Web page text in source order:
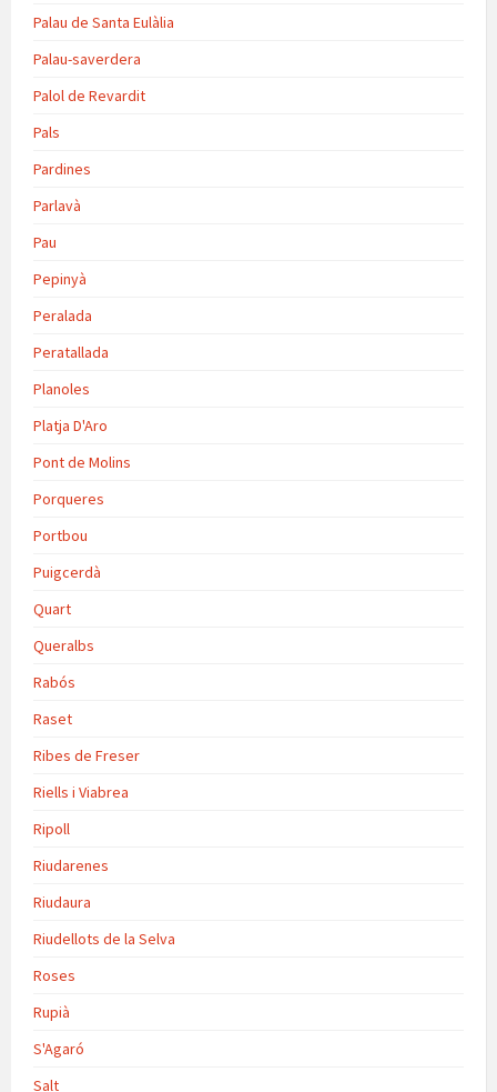
Palau de Santa Eulàlia
Palau-saverdera
Palol de Revardit
Pals
Pardines
Parlavà
Pau
Pepinyà
Peralada
Peratallada
Planoles
Platja D'Aro
Pont de Molins
Porqueres
Portbou
Puigcerdà
Quart
Queralbs
Rabós
Raset
Ribes de Freser
Riells i Viabrea
Ripoll
Riudarenes
Riudaura
Riudellots de la Selva
Roses
Rupià
S'Agaró
Salt